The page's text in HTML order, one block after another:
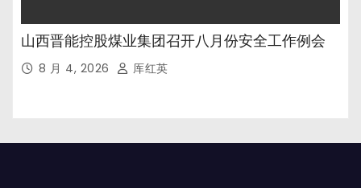
山西晋能控股煤业集团召开八月份安全工作例会
8 月 4, 2026 厍红英